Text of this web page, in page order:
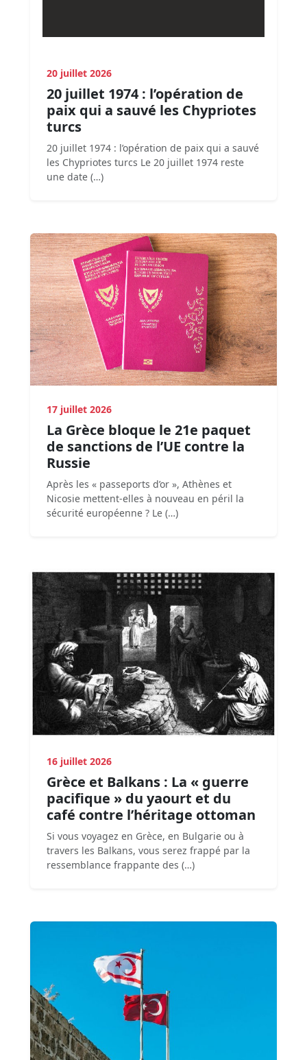
20 juillet 2026
20 juillet 1974 : l’opération de
paix qui a sauvé les Chypriotes
turcs
20 juillet 1974 : l’opération de paix qui a sauvé
les Chypriotes turcs Le 20 juillet 1974 reste
une date (…)
17 juillet 2026
La Grèce bloque le 21e paquet
de sanctions de l’UE contre la
Russie
Après les « passeports d’or », Athènes et
Nicosie mettent-elles à nouveau en péril la
sécurité européenne ? Le (…)
16 juillet 2026
Grèce et Balkans : La « guerre
pacifique » du yaourt et du
café contre l’héritage ottoman
Si vous voyagez en Grèce, en Bulgarie ou à
travers les Balkans, vous serez frappé par la
ressemblance frappante des (…)